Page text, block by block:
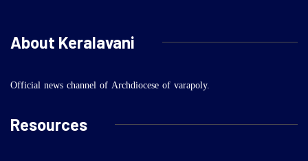
About Keralavani
Official news channel of Archdiocese of varapoly.
Resources